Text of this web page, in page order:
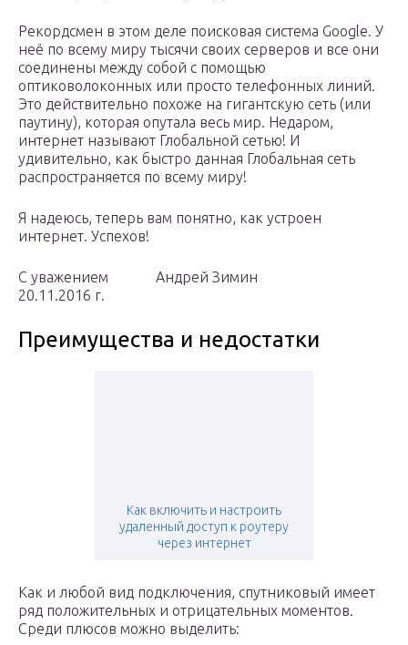
Рекордсмен в этом деле поисковая система Google. У
неё по всему миру тысячи своих серверов и все они
соединены между собой с помощью
оптиковолоконных или просто телефонных линий.
Это действительно похоже на гигантскую сеть (или
паутину), которая опутала весь мир. Недаром,
интернет называют Глобальной сетью! И
удивительно, как быстро данная Глобальная сеть
распространяется по всему миру!
Я надеюсь, теперь вам понятно, как устроен
интернет. Успехов!
С уважением Андрей Зимин
20.11.2016 г.
Преимущества и недостатки
Как включить и настроить
удаленный доступ к роутеру
через интернет
Как и любой вид подключения, спутниковый имеет
ряд положительных и отрицательных моментов.
Среди плюсов можно выделить: